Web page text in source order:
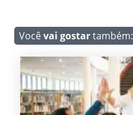
Você vai gostartambém: